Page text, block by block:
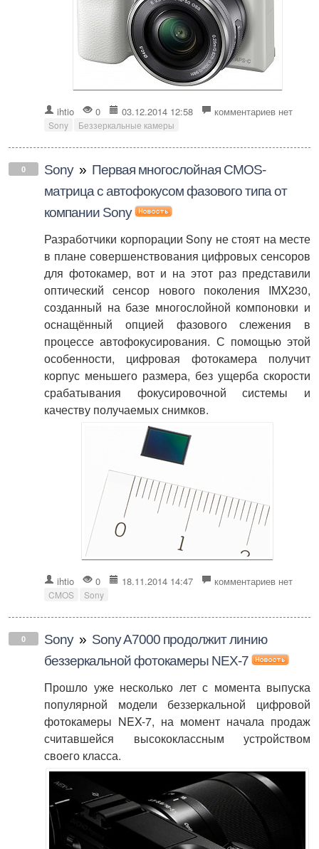
ihtio 0 03.12.2014 12:58 комментариев нет
Sony Беззеркальные камеры
0 Sony » Первая многослойная CMOS-
матрица с автофокусом фазового типа от
компании Sony
Разработчики корпорации Sony не стоят на месте
в плане совершенствования цифровых сенсоров
для фотокамер, вот и на этот раз представили
оптический сенсор нового поколения IMX230,
созданный на базе многослойной компоновки и
оснащённый опцией фазового слежения в
процессе автофокусирования. С помощью этой
особенности, цифровая фотокамера получит
корпус меньшего размера, без ущерба скорости
срабатывания фокусировочной системы и
качеству получаемых снимков.
ihtio 0 18.11.2014 14:47 комментариев нет
CMOS Sony
0 Sony » Sony A7000 продолжит линию
беззеркальной фотокамеры NEX-7
Прошло уже несколько лет с момента выпуска
популярной модели беззеркальной цифровой
фотокамеры NEX-7, на момент начала продаж
считавшейся высококлассным устройством
своего класса.